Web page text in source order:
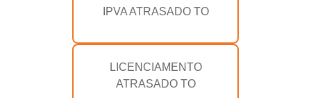
IPVA ATRASADO TO
LICENCIAMENTO
ATRASADO TO